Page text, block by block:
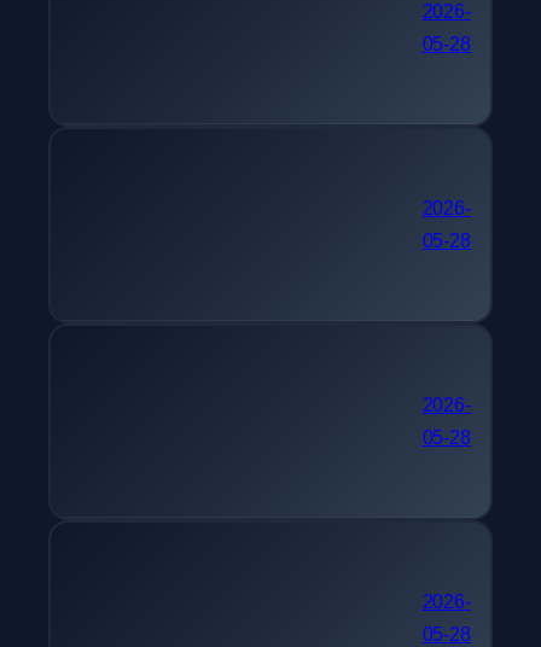
2026-
05-28
2026-
05-28
2026-
05-28
2026-
05-28